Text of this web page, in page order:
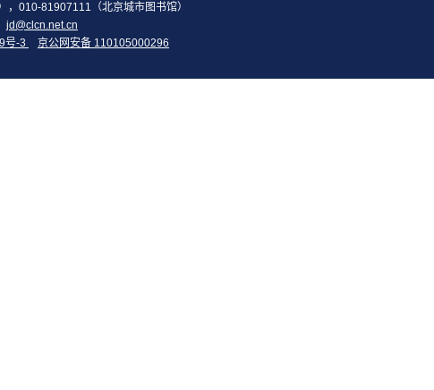
010-81907111（北京城市图书馆）
jd@clcn.net.cn
号-3 京公网安备 110105000296